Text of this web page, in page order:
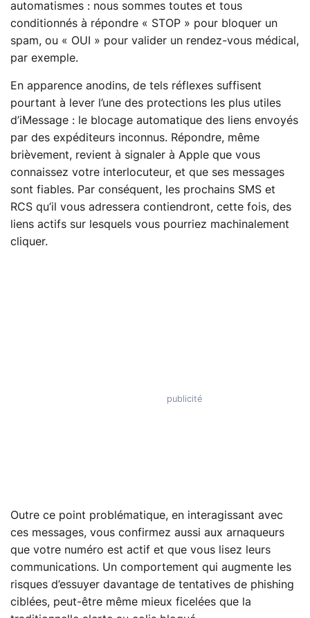
automatismes : nous sommes toutes et tous
conditionnés à répondre « STOP » pour bloquer un
spam, ou « OUI » pour valider un rendez-vous médical,
par exemple.
En apparence anodins, de tels réflexes suffisent
pourtant à lever l’une des protections les plus utiles
d’iMessage : le blocage automatique des liens envoyés
par des expéditeurs inconnus. Répondre, même
brièvement, revient à signaler à Apple que vous
connaissez votre interlocuteur, et que ses messages
sont fiables. Par conséquent, les prochains SMS et
RCS qu’il vous adressera contiendront, cette fois, des
liens actifs sur lesquels vous pourriez machinalement
cliquer.
Outre ce point problématique, en interagissant avec
ces messages, vous confirmez aussi aux arnaqueurs
que votre numéro est actif et que vous lisez leurs
communications. Un comportement qui augmente les
risques d’essuyer davantage de tentatives de phishing
ciblées, peut-être même mieux ficelées que la